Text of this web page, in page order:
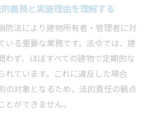
流れと重要チェック項目
検の全体的な流れを把握しよう
検で確認すべき主要チェックポ
検時の外観確認と作動試験の要
義務と実施理由を理解する
防法により建物所有者・管理者に対
いる重要な業務です。法令では、建
わず、ほぼすべての建物で定期的な
れています。これに違反した場合
の対象となるため、法的責任の観点
ができません。